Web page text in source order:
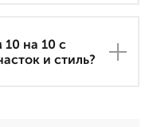
на 10 с
и стиль?